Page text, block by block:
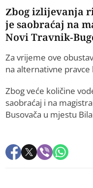
Zbog izlijevanja
je saobraćaj na
Novi Travnik-
Za vrijeme ove
na alternativne pravce
Zbog veće količine
saobraćaj i na
Busovača u mjestu